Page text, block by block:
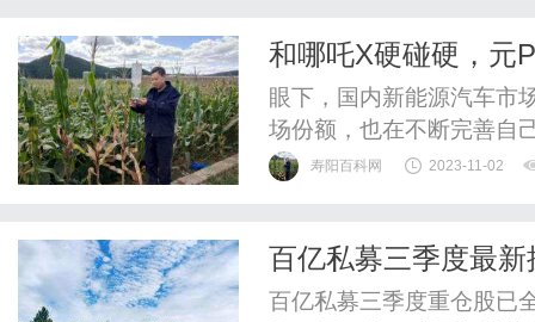
着一定的作用。然而，具
和哪吒X硬碰硬，元
眼下，国内新能源汽车市
场份额，也在不断完善自
下全新纯电SUV——哪吒X
了多重权益，限时...
寿阳百科网 2023-11-02
百亿私募三季度最
什么股？
百亿私募三季度重仓股已